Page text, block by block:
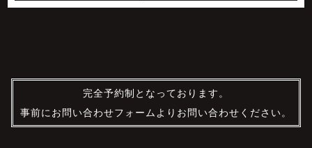
完全予約制となっております。
事前にお問い合わせフォームよりお問い合わせください。